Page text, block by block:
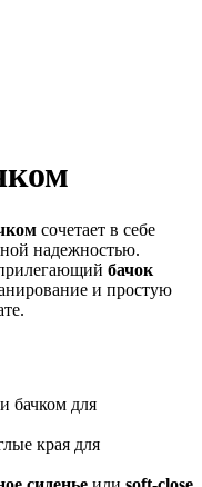
сочетает в себе
надежностью.
бачок
и простую
бачком для
края для